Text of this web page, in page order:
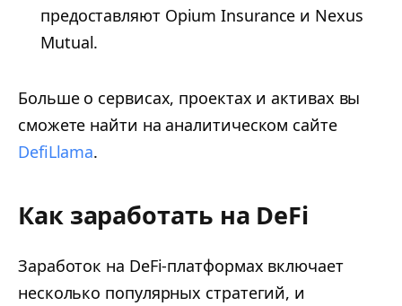
предоставляют Opium Insurance и Nexus
Mutual.
Больше о сервисах, проектах и активах вы
сможете найти на аналитическом сайте
DefiLlama.
Как заработать на DeFi
Заработок на DeFi-платформах включает
несколько популярных стратегий, и